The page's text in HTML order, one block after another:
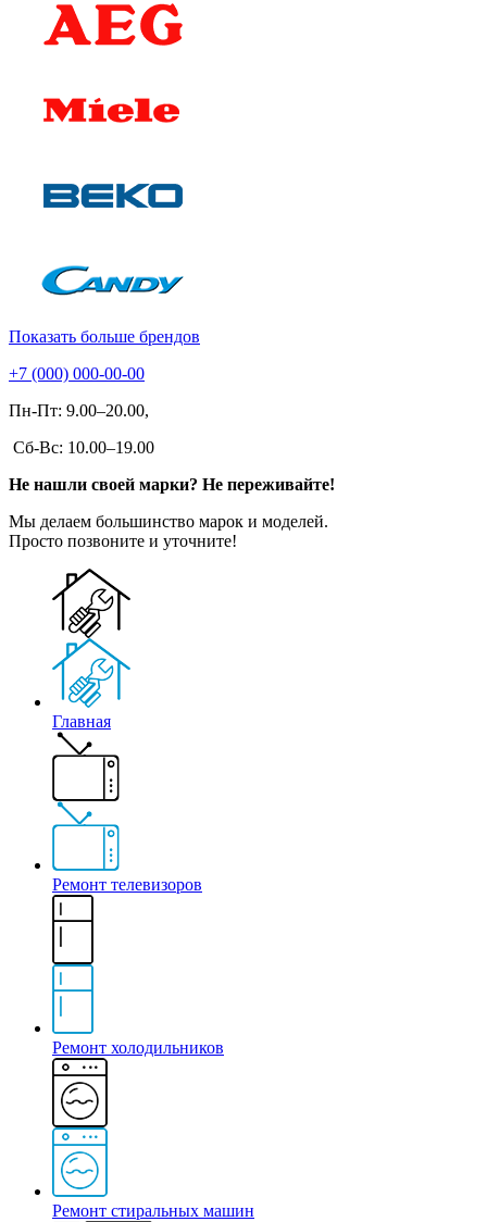
Показать больше брендов
+7 (000) 000-00-00
Пн-Пт: 9.00–20.00,
Сб-Вс: 10.00–19.00
Не нашли своей марки? Не переживайте!
Мы делаем большинство марок и моделей.
Просто позвоните и уточните!
Главная
Ремонт телевизоров
Ремонт холодильников
Ремонт стиральных машин